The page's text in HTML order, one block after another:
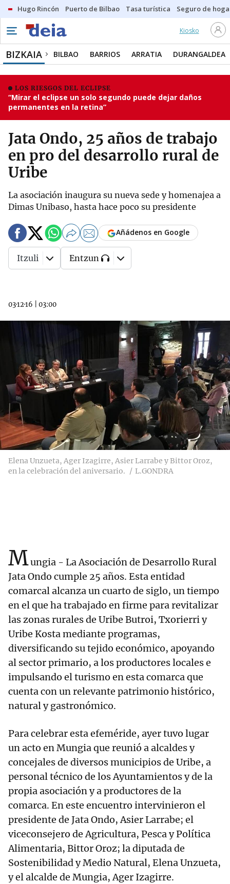
Hugo Rincón Puerto de Bilbao Tasa turística Seguro de
Kiosko
BIZKAIA BILBAO BARRIOS ARRATIA DURANGALDEA
LOS RIESGOS DEL ECLIPSE
“Mirar el eclipse un solo segundo puede dejar daños
permanentes en la retina”
Jata Ondo, 25 años de trabajo
en pro del desarrollo rural de
Uribe
La asociación inaugura su nueva sede y homenajea a
Dimas Unibaso, hasta hace poco su presidente
03·12·16 03:00
Añádenos en Google
Itzuli Entzun
Elena Unzueta, Ager Izagirre, Asier Larrabe y Bittor Oroz,
en la celebración del aniversario.
L.GONDRA
Mungia - La Asociación de Desarrollo Rural
Jata Ondo cumple 25 años. Esta entidad
comarcal alcanza un cuarto de siglo, un tiempo
en el que ha trabajado en firme para revitalizar
las zonas rurales de Uribe Butroi, Txorierri y
Uribe Kosta mediante programas,
diversificando su tejido económico, apoyando
al sector primario, a los productores locales e
impulsando el turismo en esta comarca que
cuenta con un relevante patrimonio histórico,
natural y gastronómico.
Para celebrar esta efeméride, ayer tuvo lugar
un acto en Mungia que reunió a alcaldes y
concejales de diversos municipios de Uribe, a
personal técnico de los Ayuntamientos y de la
propia asociación y a productores de la
comarca. En este encuentro intervinieron el
presidente de Jata Ondo, Asier Larrabe; el
viceconsejero de Agricultura, Pesca y Política
Alimentaria, Bittor Oroz; la diputada de
Sostenibilidad y Medio Natural, Elena Unzueta,
y el alcalde de Mungia, Ager Izagirre.